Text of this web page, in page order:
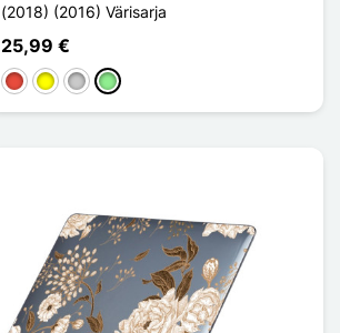
(2018) (2016) Värisarja
25,99 €
PunainenKeltainenTransparent
Vert clair